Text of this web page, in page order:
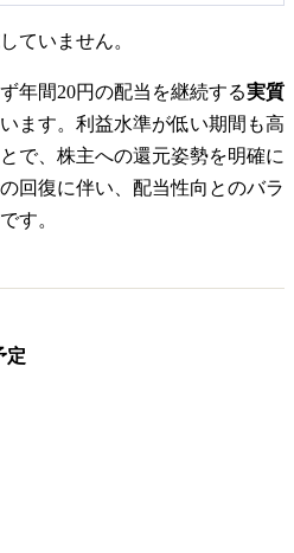
ていません。
年間20円の配当を継続する実質
ます。利益水準が低い期間も高
で、株主への還元姿勢を明確に
回復に伴い、配当性向とのバラ
す。
定